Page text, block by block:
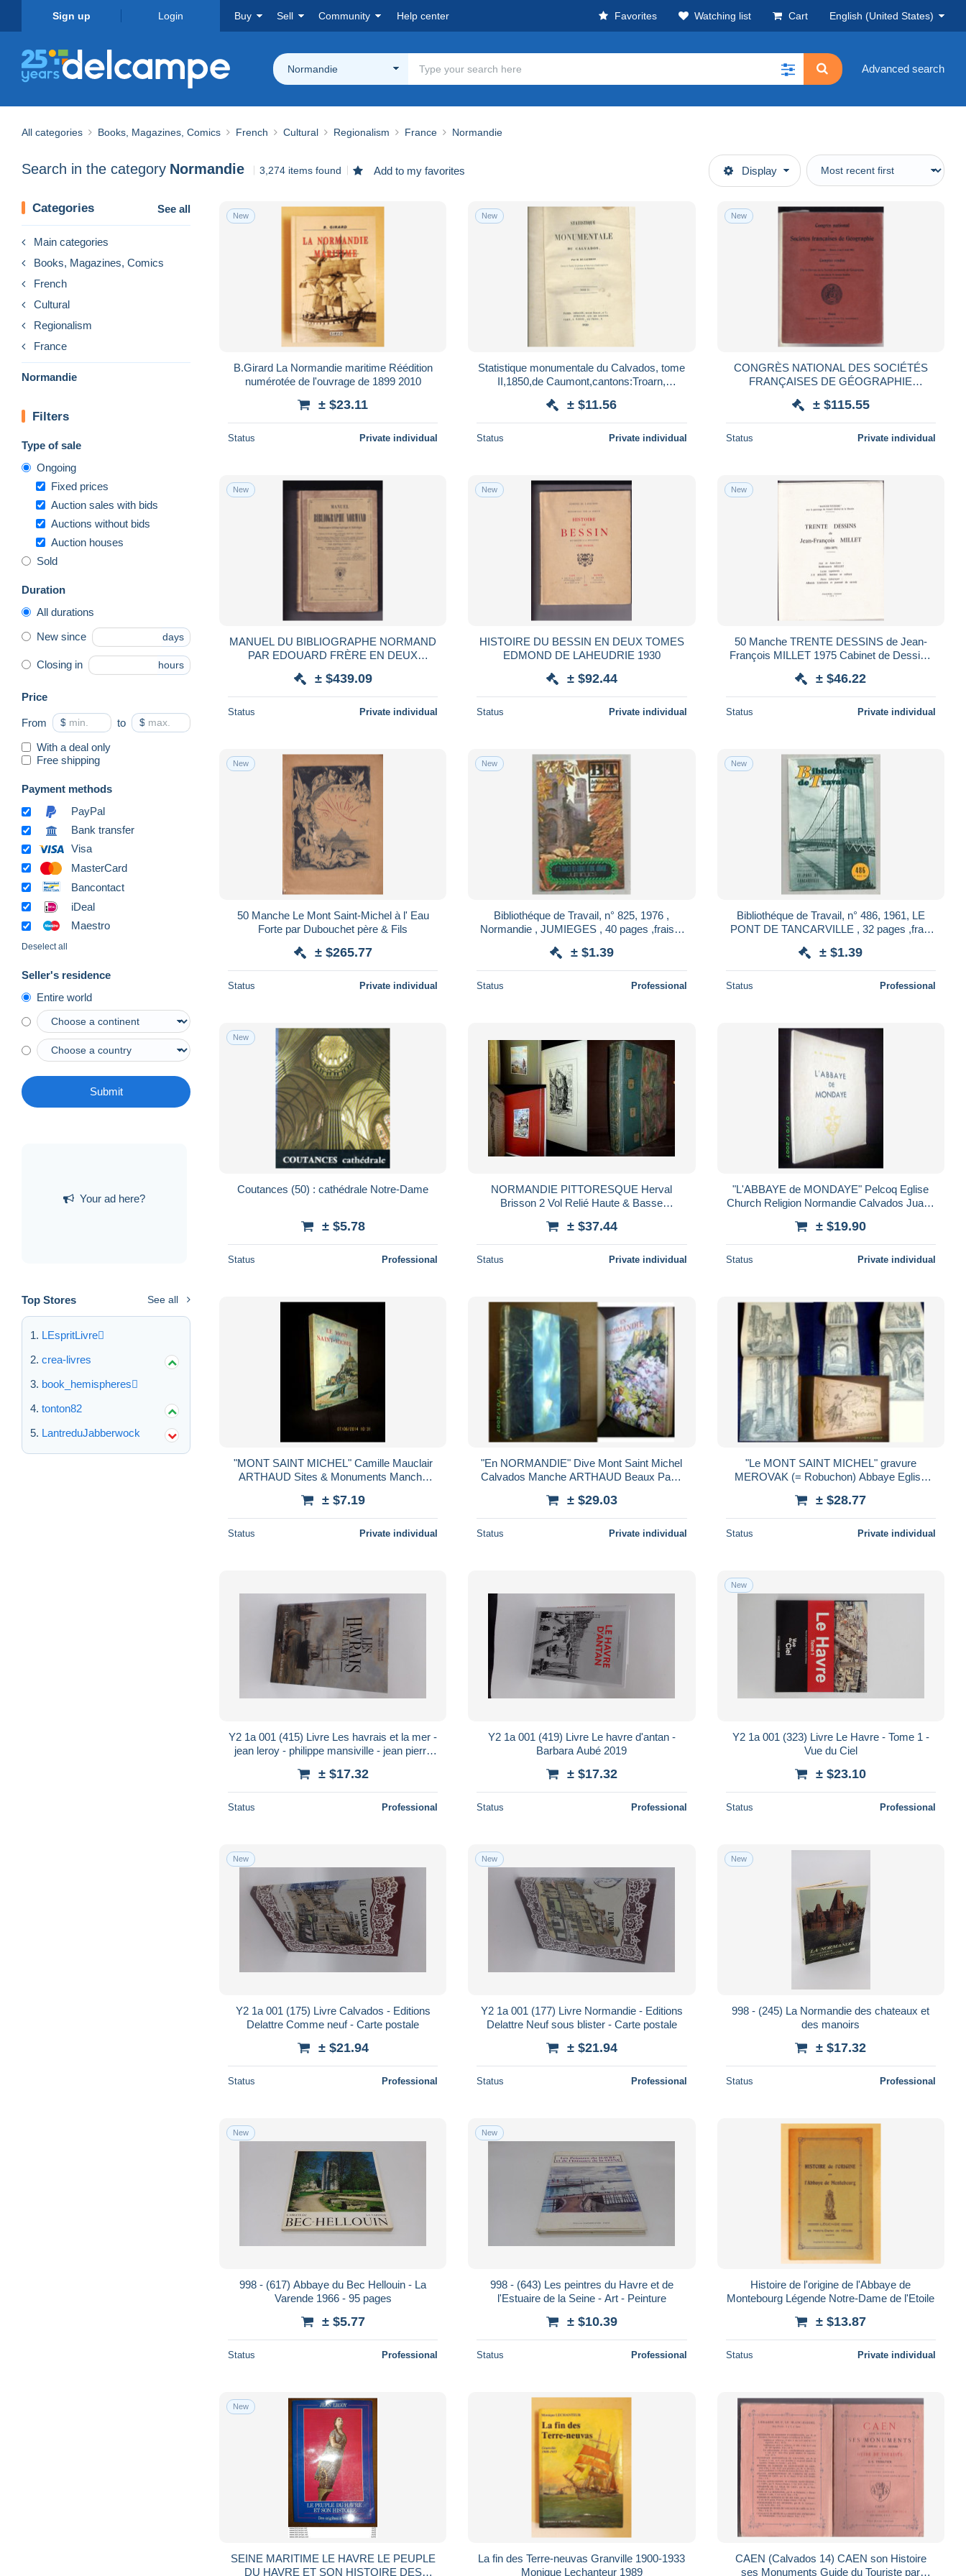
Sign up Login Buy Sell Community Help center Favorites Watching list Cart English (United States)
Normandie Advanced search
All categories Books, Magazines, Comics French Cultural Regionalism France Normandie
Search in the category Normandie 3,274 items found Add to my favorites Display
Categories See all
Main categories
Books, Magazines, Comics
French
Cultural
Regionalism
France
Normandie
Filters
Type of sale
Ongoing
Fixed prices
Auction sales with bids
Auctions without bids
Auction houses
Sold
Duration
All durations
New since days
Closing in hours
Price
From $ to $
With a deal only
Free shipping
Payment methods
PayPal
Bank transfer
Visa
MasterCard
Bancontact
iDeal
Maestro
Deselect all
Seller's residence
Entire world
Submit
Your ad here?
Top Stores See all
LEspritLivre
crea-livres
book_hemispheres
tonton82
LantreduJabberwock
New
B.Girard La Normandie maritime Réédition
numérotée de l'ouvrage de 1899 2010
± $23.11
Status Private individual
New
Statistique monumentale du Calvados, tome
II,1850,de Caumont,cantons:Troarn,
± $11.56
Status Private individual
New
CONGRÈS NATIONAL DES SOCIÉTÉS
FRANÇAISES DE GÉOGRAPHIE
NORMANDES
± $115.55
Status Private individual
New
MANUEL DU BIBLIOGRAPHE NORMAND
PAR EDOUARD FRÈRE EN DEUX
± $439.09
Status Private individual
New
HISTOIRE DU BESSIN EN DEUX TOMES
EDMOND DE LAHEUDRIE 1930
± $92.44
Status Private individual
New
50 Manche TRENTE DESSINS de Jean-
François MILLET 1975 Cabinet de Dessins
± $46.22
Status Private individual
New
50 Manche Le Mont Saint-Michel à l' Eau
Forte par Dubouchet père & Fils
± $265.77
Status Private individual
New
Bibliothéque de Travail, n° 825, 1976 ,
Normandie , JUMIEGES , 40 pages ,frais fr
± $1.39
Status Professional
New
Bibliothéque de Travail, n° 486, 1961, LE
PONT DE TANCARVILLE , 32 pages ,frais
± $1.39
Status Professional
New
Coutances (50) : cathédrale Notre-Dame
± $5.78
Status Professional
NORMANDIE PITTORESQUE Herval
Brisson 2 Vol Relié Haute & Basse
CONRAD CHALAT 1933 !
± $37.44
Status Private individual
"L'ABBAYE de MONDAYE" Pelcoq Eglise
Church Religion Normandie Calvados Juaye
± $19.90
Status Private individual
"MONT SAINT MICHEL" Camille Mauclair
ARTHAUD Sites & Monuments Manche
± $7.19
Status Private individual
"En NORMANDIE" Dive Mont Saint Michel
Calvados Manche ARTHAUD Beaux Pays
± $29.03
Status Private individual
"Le MONT SAINT MICHEL" gravure
MEROVAK (= Robuchon) Abbaye Eglise
± $28.77
Status Private individual
Y2 1a 001 (415) Livre Les havrais et la mer -
jean leroy - philippe mansiville - jean pierre
± $17.32
Status Professional
Y2 1a 001 (419) Livre Le havre d'antan -
Barbara Aubé 2019
± $17.32
Status Professional
New
Y2 1a 001 (323) Livre Le Havre - Tome 1 -
Vue du Ciel
± $23.10
Status Professional
New
Y2 1a 001 (175) Livre Calvados - Editions
Delattre Comme neuf - Carte postale
± $21.94
Status Professional
New
Y2 1a 001 (177) Livre Normandie - Editions
Delattre Neuf sous blister - Carte postale
± $21.94
Status Professional
New
998 - (245) La Normandie des chateaux et
des manoirs
± $17.32
Status Professional
New
998 - (617) Abbaye du Bec Hellouin - La
Varende 1966 - 95 pages
± $5.77
Status Professional
New
998 - (643) Les peintres du Havre et de
l'Estuaire de la Seine - Art - Peinture
± $10.39
Status Professional
Histoire de l'origine de l'Abbaye de
Montebourg Légende Notre-Dame de l'Etoile
± $13.87
Status Private individual
New
SEINE MARITIME LE HAVRE LE PEUPLE
DU HAVRE ET SON HISTOIRE DES
La fin des Terre-neuvas Granville 1900-1933
Monique Lechanteur 1989
CAEN (Calvados 14) CAEN son Histoire
ses Monuments Guide du Touriste par